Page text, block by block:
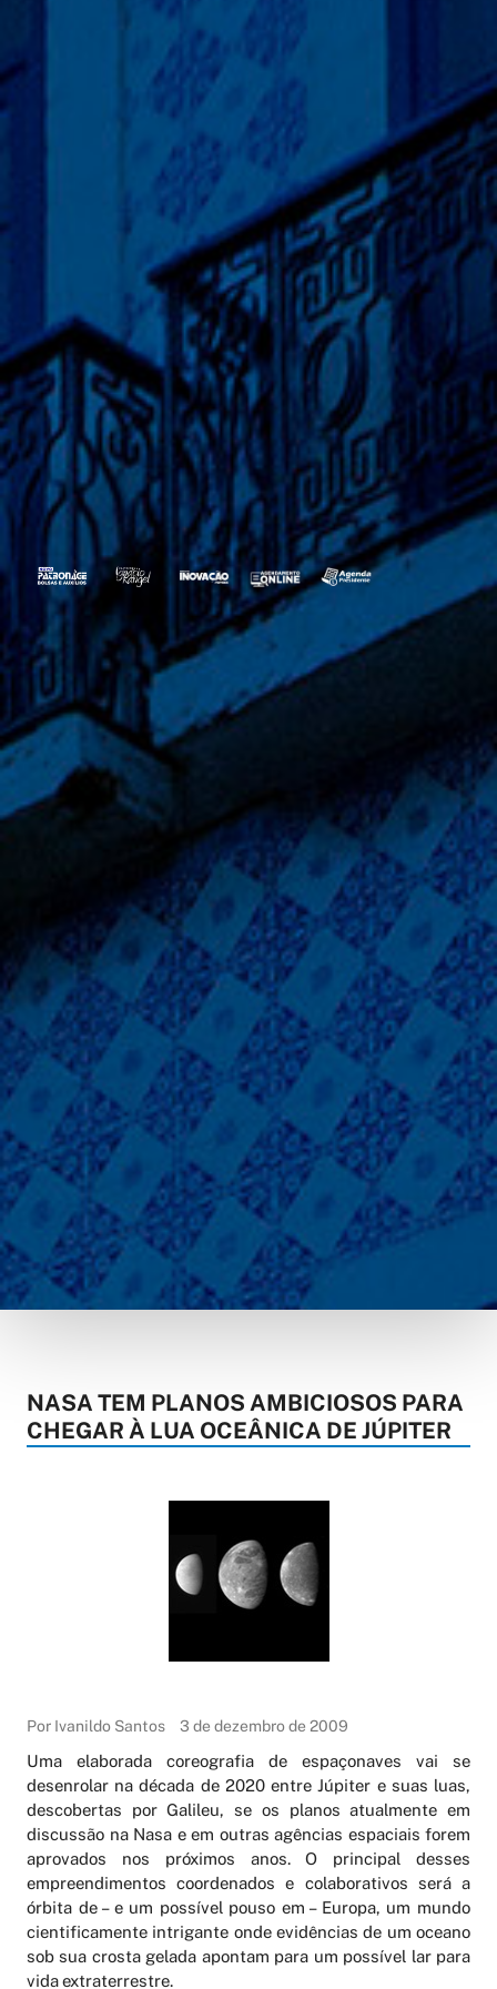
NASA TEM PLANOS AMBICIOSOS PARA
CHEGAR À LUA OCEÂNICA DE JÚPITER
Por Ivanildo Santos 3 de dezembro de 2009
Uma elaborada coreografia de espaçonaves vai se
desenrolar na década de 2020 entre Júpiter e suas luas,
descobertas por Galileu, se os planos atualmente em
discussão na Nasa e em outras agências espaciais forem
aprovados nos próximos anos. O principal desses
empreendimentos coordenados e colaborativos será a
órbita de – e um possível pouso em – Europa, um mundo
cientificamente intrigante onde evidências de um oceano
sob sua crosta gelada apontam para um possível lar para
vida extraterrestre.